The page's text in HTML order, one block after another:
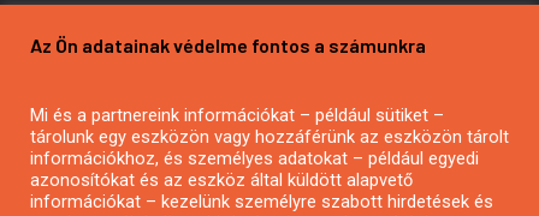
Mezőgazdasági pályázatírás
Pályázatírás civil szervezeteknek
Pályázatírás önkormányzatoknak
Pályázatfigyelés
Az Ön adatainak védelme fontos a számunkra
Mi és a partnereink információkat – például sütiket –
tárolunk egy eszközön vagy hozzáférünk az eszközön tárolt
információkhoz, és személyes adatokat – például egyedi
azonosítókat és az eszköz által küldött alapvető
információkat – kezelünk személyre szabott hirdetések és